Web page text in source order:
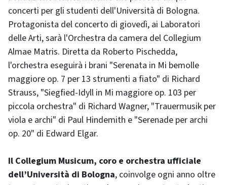
concerti per gli studenti dell'Università di Bologna.
Protagonista del concerto di giovedì, ai Laboratori
delle Arti, sarà l'Orchestra da camera del Collegium
Almae Matris. Diretta da Roberto Pischedda,
l'orchestra eseguirà i brani "Serenata in Mi bemolle
maggiore op. 7 per 13 strumenti a fiato" di Richard
Strauss, "Siegfied-Idyll in Mi maggiore op. 103 per
piccola orchestra" di Richard Wagner, "Trauermusik per
viola e archi" di Paul Hindemith e "Serenade per archi
op. 20" di Edward Elgar.
Il Collegium Musicum, coro e orchestra ufficiale
dell’Università di Bologna, coinvolge ogni anno oltre